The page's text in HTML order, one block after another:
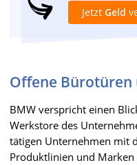
Jetzt Geld
Offene Bürotüren
BMW verspricht einen
Werkstore des
tätigen Unternehmen mit
Produktlinien und Marken